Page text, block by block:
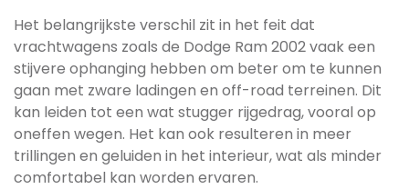
Het belangrijkste verschil zit in het feit dat
vrachtwagens zoals de Dodge Ram 2002 vaak een
stijvere ophanging hebben om beter om te kunnen
gaan met zware ladingen en off-road terreinen. Dit
kan leiden tot een wat stugger rijgedrag, vooral op
oneffen wegen. Het kan ook resulteren in meer
trillingen en geluiden in het interieur, wat als minder
comfortabel kan worden ervaren.